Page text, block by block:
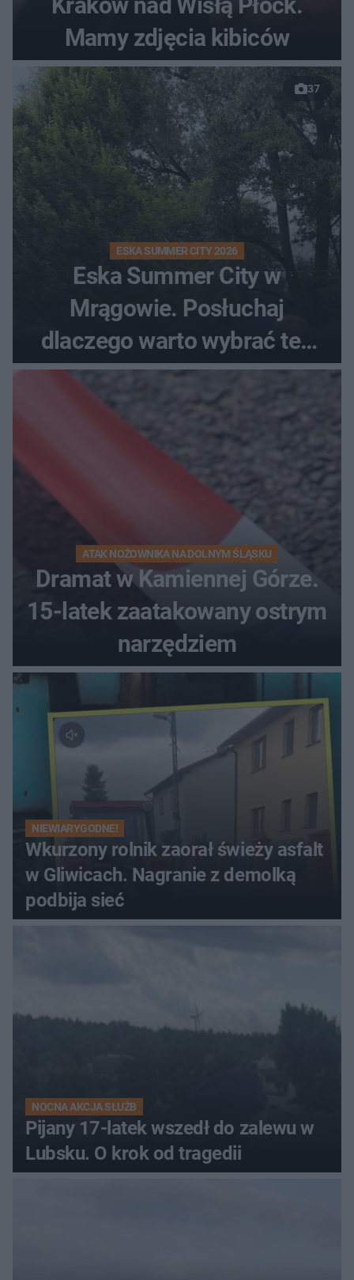
Mamy zdjęcia kibiców
37
ESKA SUMMER CITY 2026
Eska Summer City w
Mrągowie. Posłuchaj
dlaczego warto wybrać ten
kierunek na urlop!
ATAK NOŻOWNIKA NA DOLNYM ŚLĄSKU
Dramat w Kamiennej Górze.
15-latek zaatakowany ostrym
narzędziem
NIEWIARYGODNE!
Wkurzony rolnik zaorał świeży asfalt
w Gliwicach. Nagranie z demolką
podbija sieć
NOCNA AKCJA SŁUŻB
Pijany 17-latek wszedł do zalewu w
Lubsku. O krok od tragedii